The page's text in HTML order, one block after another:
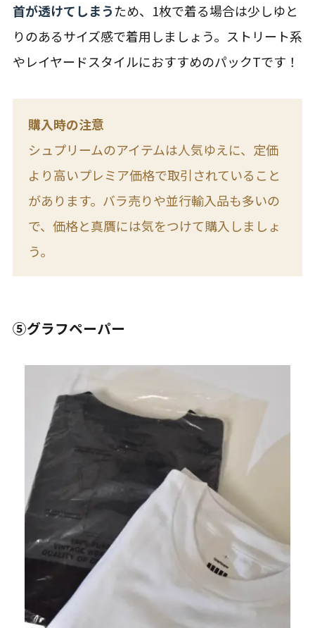
首が透けてしまうため、1枚で着る場合は少しゆと
りのあるサイズ感で着用しましょう。ストリート系
やレイヤードスタイルにおすすめのパックTです！
購入時の注意
シュプリームのアイテムは人気ゆえに、定価
より高いプレミア価格で取引されていること
があります。バラ売りや並行輸入品も多いの
で、価格と真贋には気をつけて購入しましょ
う。
⑤グラフペーパー